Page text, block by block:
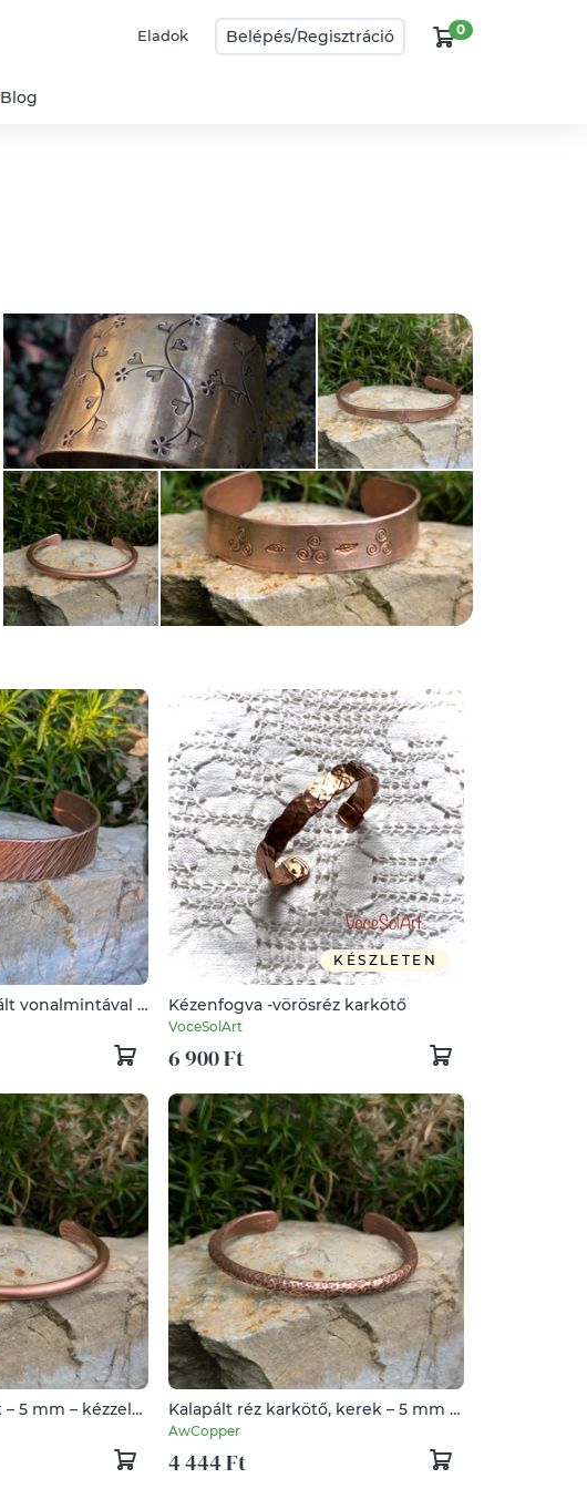
Eladok Belépés/Regisztráció 0
Blog
vonalmintával –
- vörösréz
KÉSZLETEN
Kézenfogva -vörösréz karkötő
VoceSolArt
6 900 Ft
5 mm – kézzel
Kalapált réz karkötő, kerek – 5 mm –
kézzel készített - vörösréz
AwCopper
4 444 Ft